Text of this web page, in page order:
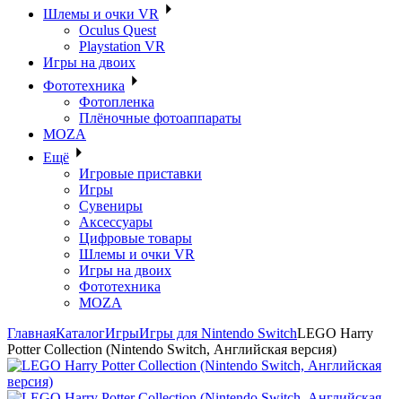
Шлемы и очки VR
Oculus Quest
Playstation VR
Игры на двоих
Фототехника
Фотопленка
Плёночные фотоаппараты
MOZA
Ещё
Игровые приставки
Игры
Сувениры
Аксессуары
Цифровые товары
Шлемы и очки VR
Игры на двоих
Фототехника
MOZA
ГлавнаяКаталогИгрыИгры для Nintendo SwitchLEGO Harry
Potter Collection (Nintendo Switch, Английская версия)